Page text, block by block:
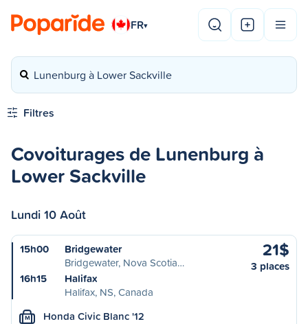
FR▾
Lunenburg à Lower Sackville
Filtres
Covoiturages de Lunenburg à
Lower Sackville
Lundi 10 Août
15h00
Bridgewater
Bridgewater, Nova Scotia…
16h15
Halifax
Halifax, NS, Canada
21$
3 places
M Honda Civic Blanc '12